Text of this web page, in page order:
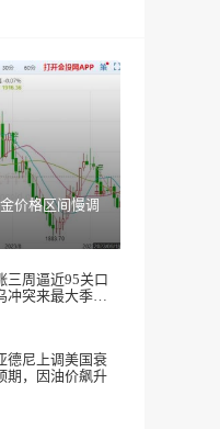
价格区间慢调
三周逼近95关口
冲突来最大季度
德尼上调美国衰
期，因油价飙升